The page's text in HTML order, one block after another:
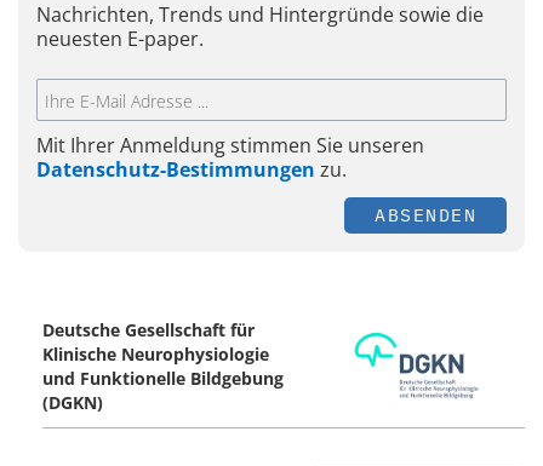
Nachrichten, Trends und Hintergründe sowie die
neuesten E-paper.
Mit Ihrer Anmeldung stimmen Sie unseren
Datenschutz-Bestimmungen zu.
ABSENDEN
Deutsche Gesellschaft für
Klinische Neurophysiologie
und Funktionelle Bildgebung
(DGKN)